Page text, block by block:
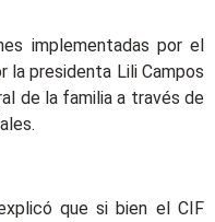
implementadas por el
la presidenta Lili Campos
de la familia a través de
que si bien el CIF